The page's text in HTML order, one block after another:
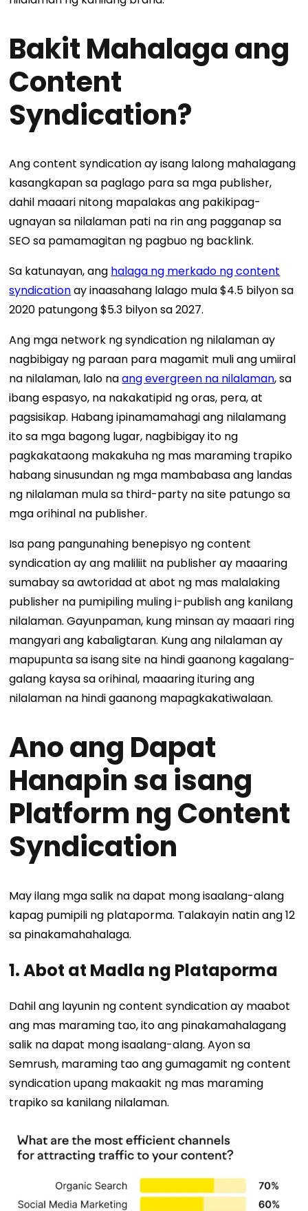
Bakit Mahalaga ang
Content
Syndication?
Ang content syndication ay isang lalong mahalagang
kasangkapan sa paglago para sa mga publisher,
dahil maaari nitong mapalakas ang pakikipag-
ugnayan sa nilalaman pati na rin ang pagganap sa
SEO sa pamamagitan ng pagbuo ng backlink.
Sa katunayan, ang halaga ng merkado ng content
syndicationay inaasahang lalago mula $4.5 bilyon sa
2020 patungong $5.3 bilyon sa 2027.
Ang mga network ng syndication ng nilalaman ay
nagbibigay ng paraan para magamit muli ang umiiral
na nilalaman, lalo naang evergreen na nilalaman, sa
ibang espasyo, na nakakatipid ng oras, pera, at
pagsisikap. Habang ipinamamahagi ang nilalamang
ito sa mga bagong lugar, nagbibigay ito ng
pagkakataong makakuha ng mas maraming trapiko
habang sinusundan ng mga mambabasa ang landas
ng nilalaman mula sa third-party na site patungo sa
mga orihinal na publisher.
Isa pang pangunahing benepisyo ng content
syndication ay ang maliliit na publisher ay maaaring
sumabay sa awtoridad at abot ng mas malalaking
publisher na pumipiling muling i-publish ang kanilang
nilalaman. Gayunpaman, kung minsan ay maaari ring
mangyari ang kabaligtaran. Kung ang nilalaman ay
mapupunta sa isang site na hindi gaanong kagalang-
galang kaysa sa orihinal, maaaring ituring ang
nilalaman na hindi gaanong mapagkakatiwalaan.
Ano ang Dapat
Hanapin sa isang
Platform ng Content
Syndication
May ilang mga salik na dapat mong isaalang-alang
kapag pumipili ng plataporma. Talakayin natin ang 12
sa pinakamahahalaga.
1. Abot at Madla ng Plataporma
Dahil ang layunin ng content syndication ay maabot
ang mas maraming tao, ito ang pinakamahalagang
salik na dapat mong isaalang-alang. Ayon sa
Semrush, maraming tao ang gumagamit ng content
syndication upang makaakit ng mas maraming
trapiko sa kanilang nilalaman.